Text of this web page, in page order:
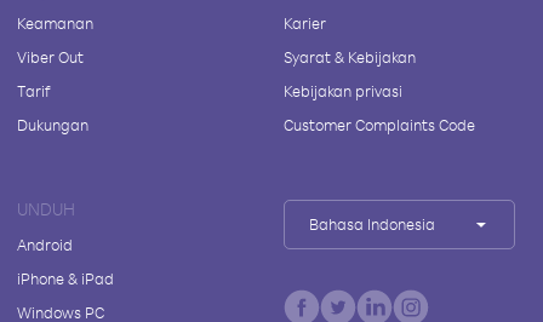
Keamanan
Viber Out
Tarif
Dukungan
Karier
Syarat & Kebijakan
Kebijakan privasi
Customer Complaints Code
UNDUH
Android
iPhone & iPad
Windows PC
Bahasa Indonesia